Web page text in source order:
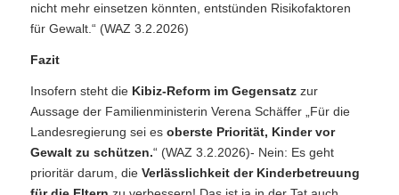
nicht mehr einsetzen könnten, entstünden Risikofaktoren
für Gewalt.“ (WAZ 3.2.2026)
Fazit
Insofern steht die Kibiz-Reform im Gegensatzzur
Aussage der Familienministerin Verena Schäffer „Für die
Landesregierung sei es oberste Priorität, Kinder vor
Gewalt zu schützen.“ (WAZ 3.2.2026)- Nein: Es geht
prioritär darum, die Verlässlichkeit der Kinderbetreuung